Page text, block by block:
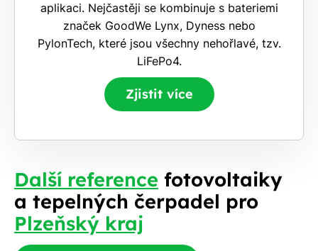
aplikaci. Nejčastěji se kombinuje s bateriemi
značek GoodWe Lynx, Dyness nebo
PylonTech, které jsou všechny nehořlavé, tzv.
LiFePo4.
Zjistit více
Další reference fotovoltaiky
a tepelných čerpadel pro
Plzeňský kraj